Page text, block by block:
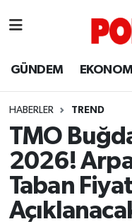
GÜNDEM EKONOMİ
HABERLER TREND
TMO
2026!
Taban
Ayvalık
Balya
Bandırma
Bigadiç
Balıkesir Hava
Balıkesir Namaz
Balıkesir Trafik
Süper Lig Puan